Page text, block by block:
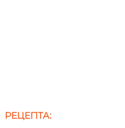
РЕЦЕПТА: